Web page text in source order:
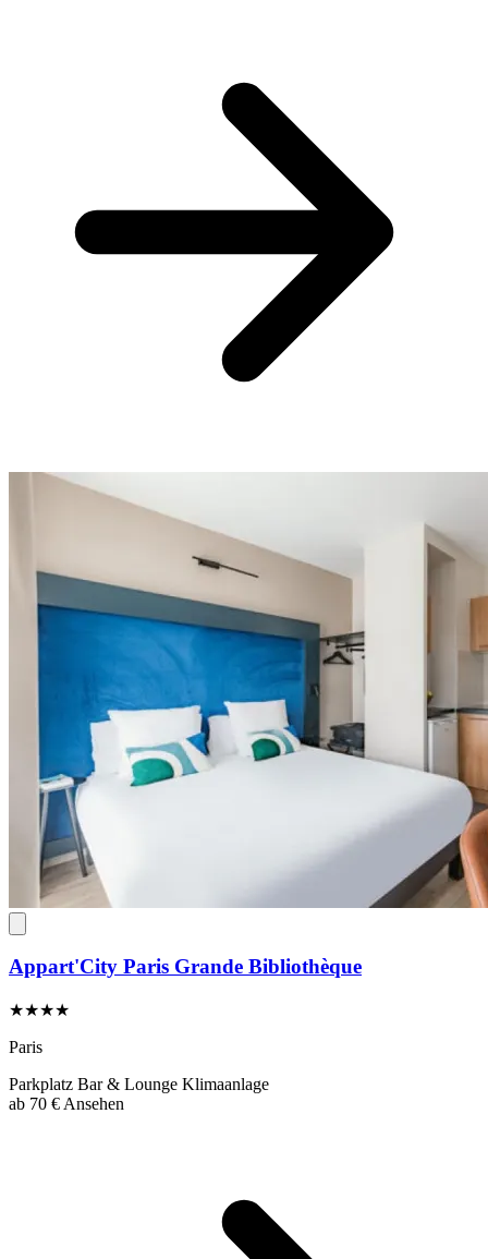
Appart'City Paris Grande Bibliothèque
★★★★
Paris
Parkplatz Bar & Lounge Klimaanlage
ab 70 € Ansehen